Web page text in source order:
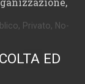
Privato, No-
ED